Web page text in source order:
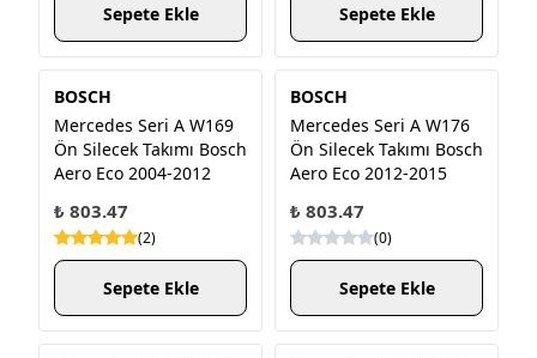
Sepete Ekle Sepete Ekle
BOSCH
Mercedes Seri A W169
Ön Silecek Takımı Bosch
Aero Eco 2004-2012
₺ 803.47
(2)
Sepete Ekle
BOSCH
Mercedes Seri A W176
Ön Silecek Takımı Bosch
Aero Eco 2012-2015
₺ 803.47
(0)
Sepete Ekle